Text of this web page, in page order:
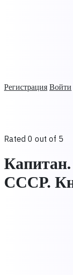
Регистрация Войти
Rated 0 out of 5
СССР.